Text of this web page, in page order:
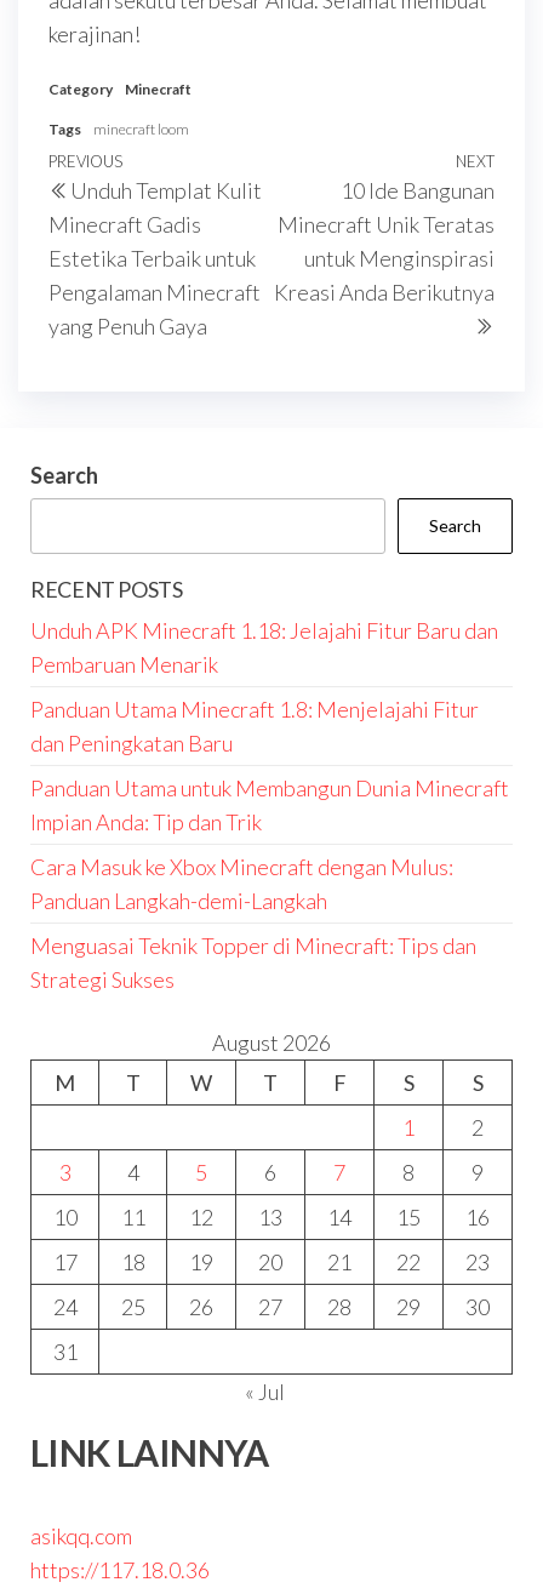
kerajinan!
Category Minecraft
Tags minecraft loom
Post
navigation
Previous
Post
PREVIOUS
Unduh Templat Kulit
Minecraft Gadis
Estetika Terbaik untuk
Pengalaman Minecraft
yang Penuh Gaya
Next
NEXT
10 Ide Bangunan
Minecraft Unik Teratas
untuk Menginspirasi
Kreasi Anda Berikutnya
Search
Search
RECENT POSTS
Unduh APK Minecraft 1.18: Jelajahi Fitur Baru dan
Pembaruan Menarik
Panduan Utama Minecraft 1.8: Menjelajahi Fitur
dan Peningkatan Baru
Panduan Utama untuk Membangun Dunia Minecraft
Impian Anda: Tip dan Trik
Cara Masuk ke Xbox Minecraft dengan Mulus:
Panduan Langkah-demi-Langkah
Menguasai Teknik Topper di Minecraft: Tips dan
Strategi Sukses
August 2026
M
T W T F S
S
1
2
3
4 5 6 7 8
9
10
11 12 13 14 15
16
17
18 19 20 21 22
23
24
25 26 27 28 29
30
31
« Jul
LINK LAINNYA
asikqq.com
https://117.18.0.36